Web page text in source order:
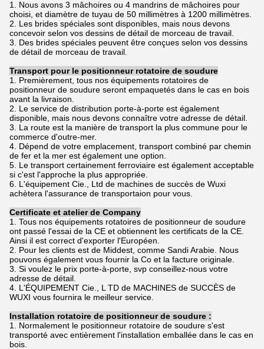
1. Nous avons 3 mâchoires ou 4 mandrins de mâchoires pour
choisi, et diamètre de tuyau de 50 millimètres à 1200 millimètres.
2. Les brides spéciales sont disponibles, mais nous devons
concevoir selon vos dessins de détail de morceau de travail.
3. Des brides spéciales peuvent être conçues selon vos dessins
de détail de morceau de travail.
Transport pour le positionneur rotatoire de soudure
1. Premièrement, tous nos équipements rotatoires de
positionneur de soudure seront empaquetés dans le cas en bois
avant la livraison.
2. Le service de distribution porte-à-porte est également
disponible, mais nous devons connaître votre adresse de détail.
3. La route est la manière de transport la plus commune pour le
commerce d'outre-mer.
4. Dépend de votre emplacement, transport combiné par chemin
de fer et la mer est également une option.
5. Le transport certainement ferroviaire est également acceptable
si c'est l'approche la plus appropriée.
6. L'équipement Cie., Ltd de machines de succès de Wuxi
achètera l'assurance de transportaion pour vous.
Certificate et atelier de Company
1. Tous nos équipements rotatoires de positionneur de soudure
ont passé l'essai de la CE et obtiennent les certificats de la CE.
Ainsi il est correct d'exporter l'Européen.
2. Pour les clients est de Middest, comme Sandi Arabie. Nous
pouvons également vous fournir la Co et la facture originale.
3. Si voulez le prix porte-à-porte, svp conseillez-nous votre
adresse de détail.
4. L'ÉQUIPEMENT Cie., L TD de MACHINES de SUCCÈS de
WUXI vous fournira le meilleur service.
Installation rotatoire de positionneur de soudure :
1. Normalement le positionneur rotatoire de soudure s'est
transporté avec entièrement l'installation emballée dans le cas en
bois.